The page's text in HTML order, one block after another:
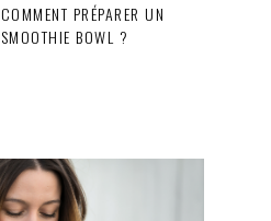
COMMENT PRÉPARER UN
SMOOTHIE BOWL ?